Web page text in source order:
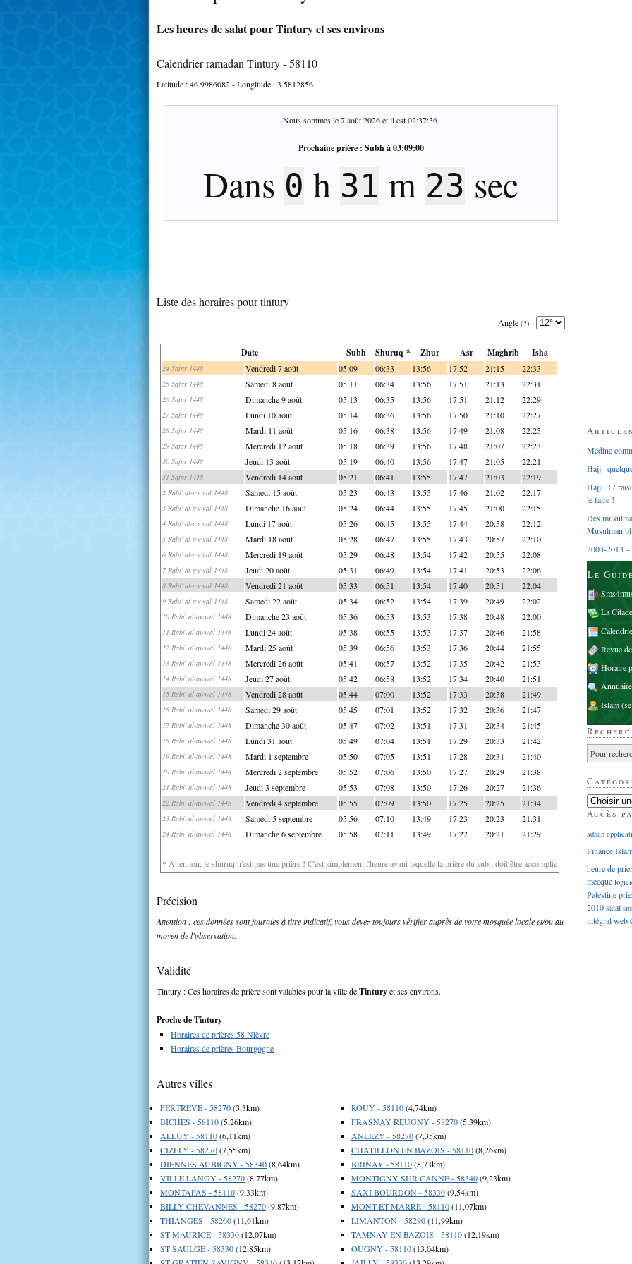
Les heures de salat pour Tintury et ses environs
Calendrier ramadan Tintury - 58110
Latitude :46.9986082- Longitude :3.5812856
Nous sommes le7 août 2026et il est02:37:37.
Prochaine prière : Subhà03:09:00
Dans 0 h 31 m 22 sec
Liste des horaires pour tintury
Angle (?) :
Date Subh Shuruq * Zhur Asr Maghrib Isha
24 Safar 1448 Vendredi 7 août 05:09 06:33 13:56 17:52 21:15 22:33
25 Safar 1448 Samedi 8 août 05:11 06:34 13:56 17:51 21:13 22:31
26 Safar 1448 Dimanche 9 août 05:13 06:35 13:56 17:51 21:12 22:29
27 Safar 1448 Lundi 10 août 05:14 06:36 13:56 17:50 21:10 22:27
28 Safar 1448 Mardi 11 août 05:16 06:38 13:56 17:49 21:08 22:25
29 Safar 1448 Mercredi 12 août 05:18 06:39 13:56 17:48 21:07 22:23
30 Safar 1448 Jeudi 13 août 05:19 06:40 13:56 17:47 21:05 22:21
31 Safar 1448 Vendredi 14 août 05:21 06:41 13:55 17:47 21:03 22:19
2 Rabi' al-awwal 1448 Samedi 15 août 05:23 06:43 13:55 17:46 21:02 22:17
3 Rabi' al-awwal 1448 Dimanche 16 août 05:24 06:44 13:55 17:45 21:00 22:15
4 Rabi' al-awwal 1448 Lundi 17 août 05:26 06:45 13:55 17:44 20:58 22:12
5 Rabi' al-awwal 1448 Mardi 18 août 05:28 06:47 13:55 17:43 20:57 22:10
6 Rabi' al-awwal 1448 Mercredi 19 août 05:29 06:48 13:54 17:42 20:55 22:08
7 Rabi' al-awwal 1448 Jeudi 20 août 05:31 06:49 13:54 17:41 20:53 22:06
8 Rabi' al-awwal 1448 Vendredi 21 août 05:33 06:51 13:54 17:40 20:51 22:04
9 Rabi' al-awwal 1448 Samedi 22 août 05:34 06:52 13:54 17:39 20:49 22:02
10 Rabi' al-awwal 1448 Dimanche 23 août 05:36 06:53 13:53 17:38 20:48 22:00
11 Rabi' al-awwal 1448 Lundi 24 août 05:38 06:55 13:53 17:37 20:46 21:58
12 Rabi' al-awwal 1448 Mardi 25 août 05:39 06:56 13:53 17:36 20:44 21:55
13 Rabi' al-awwal 1448 Mercredi 26 août 05:41 06:57 13:52 17:35 20:42 21:53
14 Rabi' al-awwal 1448 Jeudi 27 août 05:42 06:58 13:52 17:34 20:40 21:51
15 Rabi' al-awwal 1448 Vendredi 28 août 05:44 07:00 13:52 17:33 20:38 21:49
16 Rabi' al-awwal 1448 Samedi 29 août 05:45 07:01 13:52 17:32 20:36 21:47
17 Rabi' al-awwal 1448 Dimanche 30 août 05:47 07:02 13:51 17:31 20:34 21:45
18 Rabi' al-awwal 1448 Lundi 31 août 05:49 07:04 13:51 17:29 20:33 21:42
19 Rabi' al-awwal 1448 Mardi 1 septembre 05:50 07:05 13:51 17:28 20:31 21:40
20 Rabi' al-awwal 1448 Mercredi 2 septembre 05:52 07:06 13:50 17:27 20:29 21:38
21 Rabi' al-awwal 1448 Jeudi 3 septembre 05:53 07:08 13:50 17:26 20:27 21:36
22 Rabi' al-awwal 1448 Vendredi 4 septembre 05:55 07:09 13:50 17:25 20:25 21:34
23 Rabi' al-awwal 1448 Samedi 5 septembre 05:56 07:10 13:49 17:23 20:23 21:31
24 Rabi' al-awwal 1448 Dimanche 6 septembre 05:58 07:11 13:49 17:22 20:21 21:29
* Attention, le shuruq n'est pas une prière ! C'est simplement l'heure avant laquelle la prière du subh doit être accomplie
Précision
Attention : ces données sont fournies à titre indicatif, vous devez toujours vérifier auprès de votre mosquée locale et/ou au
moyen de l'observation.
Validité
Tintury : Ces horaires de prière sont valables pour la ville deTinturyet ses environs.
Proche de Tintury
Horaires de prières 58 Nièvre
Horaires de prières Bourgogne
Autres villes
FERTREVE - 58270(3,3km)
BICHES - 58110(5,26km)
ALLUY - 58110(6,11km)
CIZELY - 58270(7,55km)
DIENNES AUBIGNY - 58340(8,64km)
VILLE LANGY - 58270(8,77km)
MONTAPAS - 58110(9,33km)
BILLY CHEVANNES - 58270(9,87km)
THIANGES - 58260(11,61km)
ST MAURICE - 58330(12,07km)
ST SAULGE - 58330(12,85km)
ROUY - 58110(4,74km)
FRASNAY REUGNY - 58270(5,39km)
ANLEZY - 58270(7,35km)
CHATILLON EN BAZOIS - 58110(8,26km)
BRINAY - 58110(8,73km)
MONTIGNY SUR CANNE - 58340(9,23km)
SAXI BOURDON - 58330(9,54km)
MONT ET MARRE - 58110(11,07km)
LIMANTON - 58290(11,99km)
TAMNAY EN BAZOIS - 58110(12,19km)
OUGNY - 58110(13,04km)
Médine
Hajj :
Hajj : 17
le faire !
Des
Musulman
2003-2013 –
Le
La
Revue
Horaire
Islam
Accès
adhan
Finance
heure de
mecque
Palestine
2010salat
intégralweb